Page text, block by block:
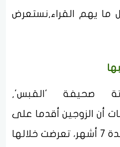
يهم القراء,نستعرض
صحيفة 'القبس',
أن الزوجين أقدما على
لمدة 7 أشهر، تعرضت خلالها